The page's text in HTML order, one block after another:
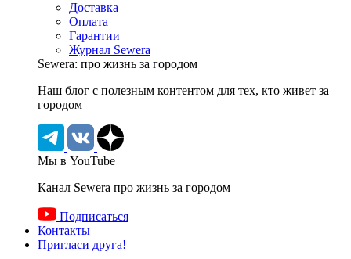
Доставка
Оплата
Гарантии
Журнал Sewera
Sewera: про жизнь за городом
Наш блог c полезным контентом для тех, кто живет за
городом
Мы в YouTube
Канал Sewera про жизнь за городом
Подписаться
Контакты
Пригласи друга!